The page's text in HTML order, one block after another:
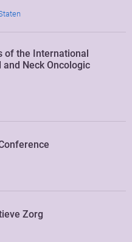
of the International
Neck Oncologic
Zorg